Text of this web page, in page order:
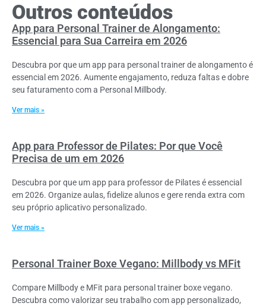
Outros conteúdos
App para Personal Trainer de Alongamento:
Essencial para Sua Carreira em 2026
Descubra por que um app para personal trainer de alongamento é
essencial em 2026. Aumente engajamento, reduza faltas e dobre
seu faturamento com a Personal Millbody.
Ver mais »
App para Professor de Pilates: Por que Você
Precisa de um em 2026
Descubra por que um app para professor de Pilates é essencial
em 2026. Organize aulas, fidelize alunos e gere renda extra com
seu próprio aplicativo personalizado.
Ver mais »
Personal Trainer Boxe Vegano: Millbody vs MFit
Compare Millbody e MFit para personal trainer boxe vegano.
Descubra como valorizar seu trabalho com app personalizado,